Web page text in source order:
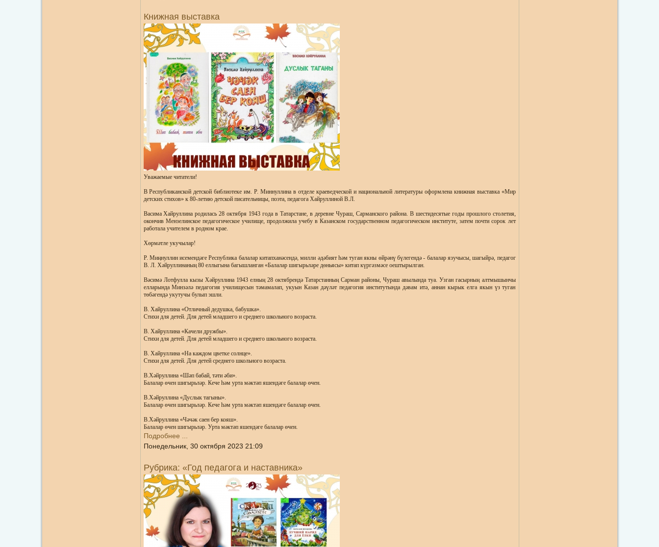
Книжная выставка
Уважаемые читатели!
В Республиканской детской библиотеке им. Р. Миннуллина в отделе краеведческой и национальной литературы оформлена книжная выставка «Мир
детских стихов» к 80-летию детской писательницы, поэта, педагога Хайруллиной В.Л.
Васима Хайруллина родилась 28 октября 1943 года в Татарстане, в деревне Чураш, Сарманского района. В шестидесятые годы прошлого столетия,
окончив Мензелинское педагогическое училище, продолжила учебу в Казанском государственном педагогическом институте, затем почти сорок лет
работала учителем в родном крае.
Хөрмәтле укучылар!
Р. Миңнуллин исемендәге Республика балалар китапханәсендә, милли әдәбият һәм туган якны өйрәнү бүлегендә - балалар язучысы, шагыйрә, педагог
В. Л. Хәйруллинаның 80 еллыгына багышланган «Балалар шигырьләре дөньясы» китап күргәзмәсе оештырылган.
Вәсимә Лотфулла кызы Хәйруллина 1943 елның 28 октябрендә Татарстанның Сарман районы, Чураш авылында туа. Узган гасырның алтмышынчы
елларында Минзәлә педагогия училищесын тәмамалап, укуын Казан дәүләт педагогия институтында дәвам итә, аннан кырык елга якын үз туган
төбәгендә укутучы булып эшли.
В. Хайруллина «Отличный дедушка, бабушка».
Стихи для детей. Для детей младшего и среднего школьного возраста.
В. Хайруллина «Качели дружбы».
Стихи для детей. Для детей младшего и среднего школьного возраста.
В. Хайруллина «На каждом цветке солнце».
Стихи для детей. Для детей среднего школьного возраста.
В.Хәйруллина «Шәп бабай, тәти әби».
Балалар өчен шигырьләр. Кече һәм урта мәктәп яшендәге балалар өчен.
В.Хәйруллина «Дуслык тагыны».
Балалар өчен шигырьләр. Кече һәм урта мәктәп яшендәге балалар өчен.
В.Хәйруллина «Чәчәк саен бер кояш».
Балалар өчен шигырьләр. Урта мәктәп яшендәге балалар өчен.
Подробнее ...
Понедельник, 30 октября 2023 21:09
Рубрика: «Год педагога и наставника»